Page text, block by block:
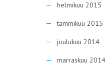
helmikuu 2015
tammikuu 2015
joulukuu 2014
marraskuu 2014